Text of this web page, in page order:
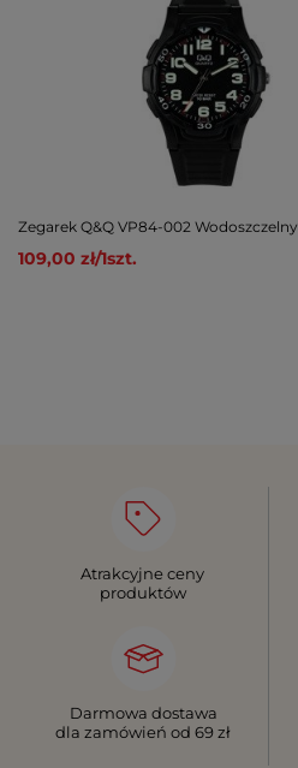
Zegarek Q&Q VP84-002 Wodoszczelny
109,00 zł/1szt.
Atrakcyjne ceny
produktów
Darmowa dostawa
dla zamówień od 69 zł